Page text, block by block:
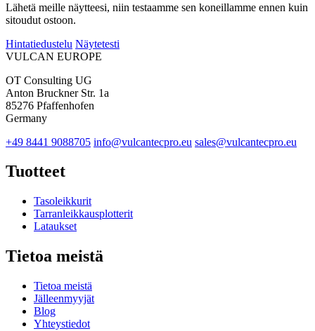
Lähetä meille näytteesi, niin testaamme sen koneillamme ennen kuin
sitoudut ostoon.
Hintatiedustelu Näytetesti
VULCAN EUROPE
OT Consulting UG
Anton Bruckner Str. 1a
85276 Pfaffenhofen
Germany
+49 8441 9088705 info@vulcantecpro.eu sales@vulcantecpro.eu
Tuotteet
Tasoleikkurit
Tarranleikkausplotterit
Lataukset
Tietoa meistä
Tietoa meistä
Jälleenmyyjät
Blog
Yhteystiedot